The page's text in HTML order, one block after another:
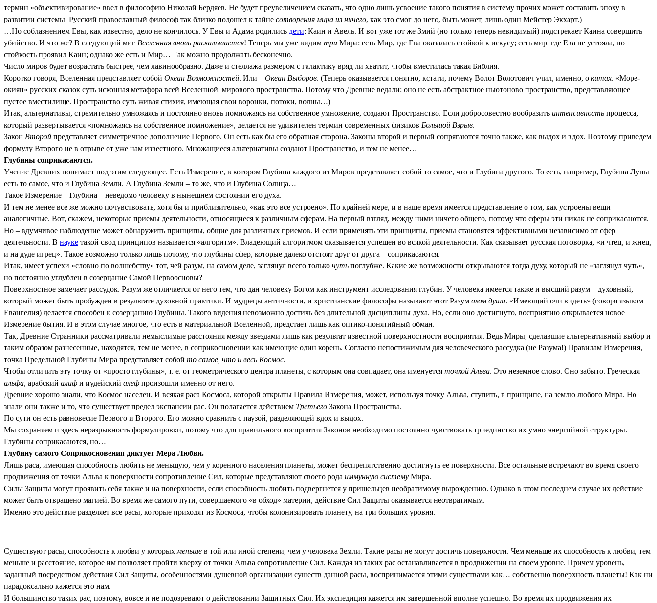
термин «объективирование» ввел в философию Николай Бердяев. Не будет преувеличением сказать, что одно лишь усвоение такого понятия в систему прочих может составить эпоху в
развитии системы. Русский православный философ так близко подошел к тайне сотворения мира из ничего, как это смог до него, быть может, лишь один Мейстер Экхарт.)
…Но соблазнением Евы, как известно, дело не кончилось. У Евы и Адама родились дети: Каин и Авель. И вот уже тот же Змий (но только теперь невидимый) подстрекает Каина совершить
убийство. И что же? В следующий миг Вселенная вновь раскалывается! Теперь мы уже видим три Мира: есть Мир, где Ева оказалась стойкой к искусу; есть мир, где Ева не устояла, но
стойкость проявил Каин; однако же есть и Мир… Так можно продолжать бесконечно.
Число миров будет возрастать быстрее, чем лавинообразно. Даже и стеллажа размером с галактику вряд ли хватит, чтобы вместилась такая Библия.
Коротко говоря, Вселенная представляет собой Океан Возможностей. Или – Океан Выборов. (Теперь оказывается понятно, кстати, почему Волот Волотович учил, именно, о китах. «Море-
окиян» русских сказок суть исконная метафора всей Вселенной, мирового пространства. Потому что Древние ведали: оно не есть абстрактное ньютоново пространство, представляющее
пустое вместилище. Пространство суть живая стихия, имеющая свои воронки, потоки, волны…)
Итак, альтернативы, стремительно умножаясь и постоянно вновь помножаясь на собственное умножение, создают Пространство. Если добросовестно вообразить интенсивность процесса,
который развертывается «помножаясь на собственное помножение», делается не удивителен термин современных физиков Большой Взрыв.
Закон Второй представляет симметричное дополнение Первого. Он есть как бы его обратная сторона. Законы второй и первый сопрягаются точно также, как выдох и вдох. Поэтому приведем
формулу Второго не в отрыве от уже нам известного. Множащиеся альтернативы создают Пространство, и тем не менее…
Глубины соприкасаются.
Учение Древних понимает под этим следующее. Есть Измерение, в котором Глубина каждого из Миров представляет собой то самое, что и Глубина другого. То есть, например, Глубина Луны
есть то самое, что и Глубина Земли. А Глубина Земли – то же, что и Глубина Солнца…
Такое Измерение – Глубина – неведомо человеку в нынешнем состоянии его духа.
И тем не менее все же можно почувствовать, хотя бы и приблизительно, «как это все устроено». По крайней мере, и в наше время имеется представление о том, как устроены вещи
аналогичные. Вот, скажем, некоторые приемы деятельности, относящиеся к различным сферам. На первый взгляд, между ними ничего общего, потому что сферы эти никак не соприкасаются.
Но – вдумчивое наблюдение может обнаружить принципы, общие для различных приемов. И если применять эти принципы, приемы становятся эффективными независимо от сфер
деятельности. В науке такой свод принципов называется «алгоритм». Владеющий алгоритмом оказывается успешен во всякой деятельности. Как сказывает русская поговорка, «и чтец, и жнец,
и на дуде игрец». Такое возможно только лишь потому, что глубины сфер, которые далеко отстоят друг от друга – соприкасаются.
Итак, имеет успехи «словно по волшебству» тот, чей разум, на самом деле, заглянул всего только чуть поглубже. Какие же возможности открываются тогда духу, который не «заглянул чуть»,
но постоянно углублен в созерцание Самой Первоосновы?
Поверхностное замечает рассудок. Разум же отличается от него тем, что дан человеку Богом как инструмент исследования глубин. У человека имеется также и высший разум – духовный,
который может быть пробужден в результате духовной практики. И мудрецы античности, и христианские философы называют этот Разум оком души. «Имеющий очи видеть» (говоря языком
Евангелия) делается способен к созерцанию Глубины. Такого видения невозможно достичь без длительной дисциплины духа. Но, если оно достигнуто, восприятию открывается новое
Измерение бытия. И в этом случае многое, что есть в материальной Вселенной, предстает лишь как оптико-понятийный обман.
Так, Древние Странники рассматривали немыслимые расстояния между звездами лишь как результат известной поверхностности восприятия. Ведь Миры, сделавшие альтернативный выбор и
таким образом разнесенные, находятся, тем не менее, в соприкосновении как имеющие один корень. Согласно непостижимым для человеческого рассудка (не Разума!) Правилам Измерения,
точка Предельной Глубины Мира представляет собой то самое, что и весь Космос.
Чтобы отличить эту точку от «просто глубины», т. е. от геометрического центра планеты, с которым она совпадает, она именуется точкой Альва. Это неземное слово. Оно забыто. Греческая
альфа, арабский алиф и иудейский алеф произошли именно от него.
Древние хорошо знали, что Космос населен. И всякая раса Космоса, которой открыты Правила Измерения, может, используя точку Альва, ступить, в принципе, на землю любого Мира. Но
знали они также и то, что существует предел экспансии рас. Он полагается действием Третьего Закона Пространства.
По сути он есть равновесие Первого и Второго. Его можно сравнить с паузой, разделяющей вдох и выдох.
Мы сохраняем и здесь неразрывность формулировки, потому что для правильного восприятия Законов необходимо постоянно чувствовать триединство их умно-энергийной структуры.
Глубины соприкасаются, но…
Глубину самого Соприкосновения диктует Мера Любви.
Лишь раса, имеющая способность любить не меньшую, чем у коренного населения планеты, может беспрепятственно достигнуть ее поверхности. Все остальные встречают во время своего
продвижения от точки Альва к поверхности сопротивление Сил, которые представляют своего рода иммунную систему Мира.
Силы Защиты могут проявить себя также и на поверхности, если способность любить подвергнется у пришельцев необратимому вырождению. Однако в этом последнем случае их действие
может быть отвращено магией. Во время же самого пути, совершаемого «в обход» материи, действие Сил Защиты оказывается неотвратимым.
Именно это действие разделяет все расы, которые приходят из Космоса, чтобы колонизировать планету, на три больших уровня.
Существуют расы, способность к любви у которых меньше в той или иной степени, чем у человека Земли. Такие расы не могут достичь поверхности. Чем меньше их способность к любви, тем
меньше и расстояние, которое им позволяет пройти кверху от точки Альва сопротивление Сил. Каждая из таких рас останавливается в продвижении на своем уровне. Причем уровень,
заданный посредством действия Сил Защиты, особенностями душевной организации существ данной расы, воспринимается этими существами как… собственно поверхность планеты! Как ни
парадоксально кажется это нам.
И большинство таких рас, поэтому, вовсе и не подозревают о действовании Защитных Сил. Их экспедиция кажется им завершенной вполне успешно. Во время их продвижения их